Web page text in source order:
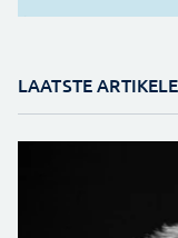
LAATSTE